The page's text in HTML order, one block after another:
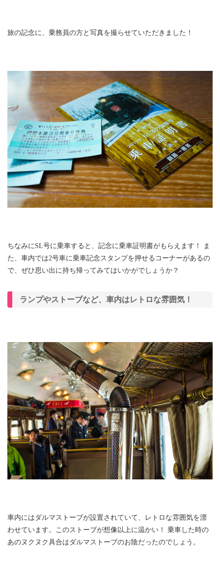
旅の記念に、乗務員の方と写真を撮らせていただきました！
ちなみにSL号に乗車すると、記念に乗車証明書がもらえます！ ま
た、車内では2号車に乗車記念スタンプを押せるコーナーがあるの
で、ぜひ思い出に持ち帰ってみてはいかがでしょうか？
ランプやストーブなど、車内はレトロな雰囲気！
車内にはダルマストーブが設置されていて、レトロな雰囲気を漂
わせています。このストーブが想像以上に温かい！ 乗車した時の
あのヌクヌク具合はダルマストーブのお陰だったのでしょう。